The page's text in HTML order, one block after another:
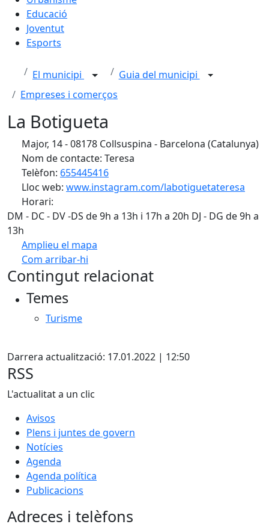
Educació
Joventut
Esports
El municipi
Guia del municipi
Empreses i comerços
La Botigueta
Major, 14 - 08178 Collsuspina - Barcelona (Catalunya)
Nom de contacte: Teresa
Telèfon: 655445416
Lloc web: www.instagram.com/labotiguetateresa
Horari:
DM - DC - DV -DS de 9h a 13h i 17h a 20h DJ - DG de 9h a
13h
Amplieu el mapa
Com arribar-hi
+
Contingut relacionat
Temes
Turisme
Darrera actualització: 17.01.2022 | 12:50
RSS
L'actualitat a un clic
Avisos
Plens i juntes de govern
Notícies
Agenda
Agenda política
Publicacions
Adreces i telèfons